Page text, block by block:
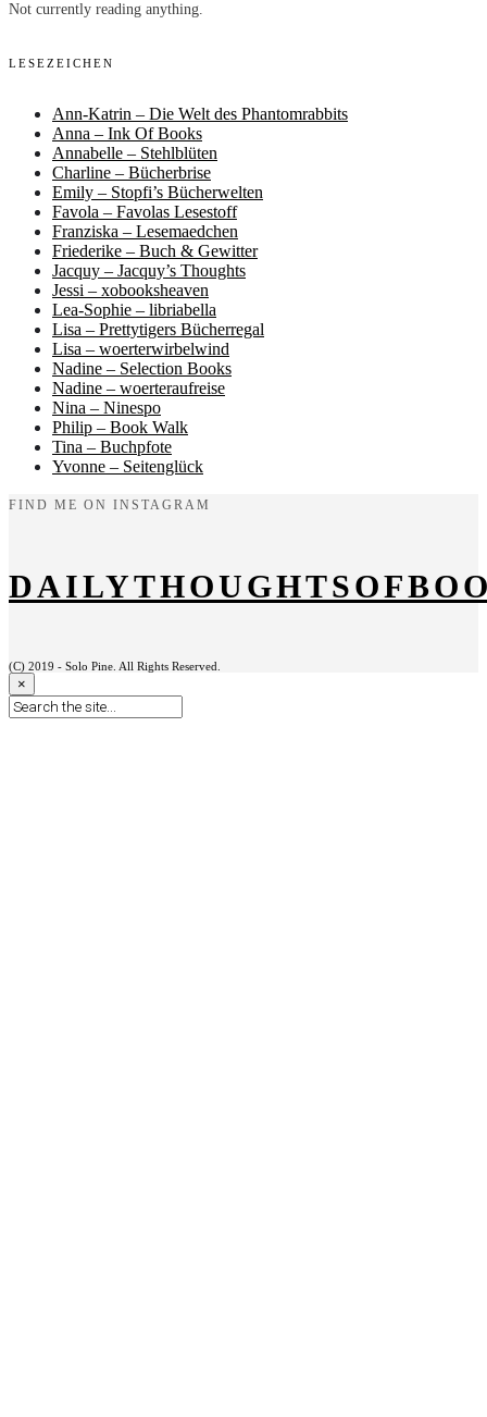
Not currently reading anything.
LESEZEICHEN
Ann-Katrin – Die Welt des Phantomrabbits
Anna – Ink Of Books
Annabelle – Stehlblüten
Charline – Bücherbrise
Emily – Stopfi’s Bücherwelten
Favola – Favolas Lesestoff
Franziska – Lesemaedchen
Friederike – Buch & Gewitter
Jacquy – Jacquy’s Thoughts
Jessi – xobooksheaven
Lea-Sophie – libriabella
Lisa – Prettytigers Bücherregal
Lisa – woerterwirbelwind
Nadine – Selection Books
Nadine – woerteraufreise
Nina – Ninespo
Philip – Book Walk
Tina – Buchpfote
Yvonne – Seitenglück
FIND ME ON INSTAGRAM
(C) 2019 - Solo Pine. All Rights Reserved.
×